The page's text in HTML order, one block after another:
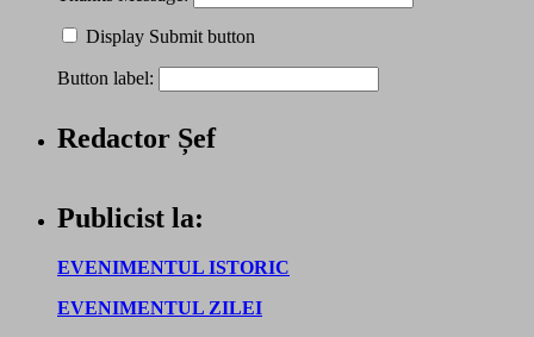
Display Submit button
Button label:
Redactor Șef
Publicist la:
EVENIMENTUL ISTORIC
EVENIMENTUL ZILEI